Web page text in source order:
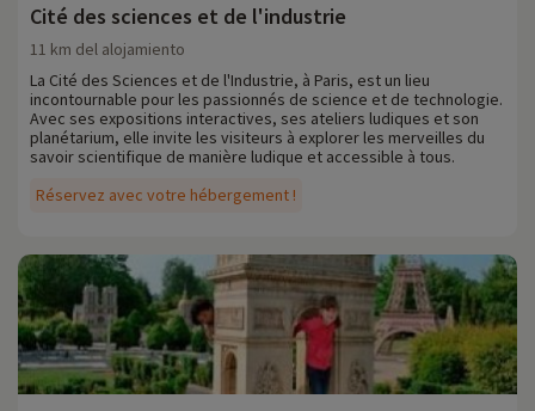
Cité des sciences et de l'industrie
Réservez avec votre hébergement !
11 km del alojamiento
La Cité des Sciences et de l'Industrie, à Paris, est un lieu
incontournable pour les passionnés de science et de technologie.
Avec ses expositions interactives, ses ateliers ludiques et son
planétarium, elle invite les visiteurs à explorer les merveilles du
savoir scientifique de manière ludique et accessible à tous.